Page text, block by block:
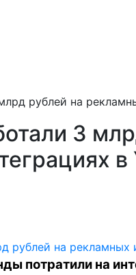
рублей на
3
в
потратили на